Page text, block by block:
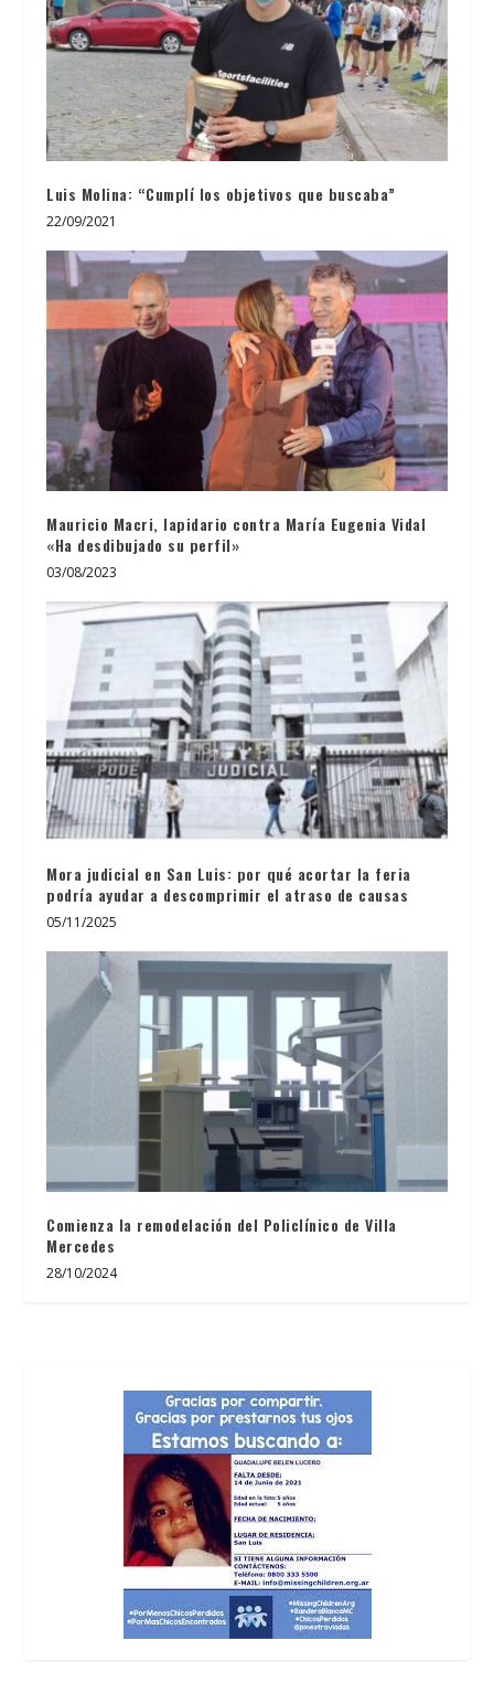
Luis Molina: “Cumplí los objetivos que buscaba”
22/09/2021
Mauricio Macri, lapidario contra María Eugenia Vidal
«Ha desdibujado su perfil»
03/08/2023
Mora judicial en San Luis: por qué acortar la feria
podría ayudar a descomprimir el atraso de causas
05/11/2025
Comienza la remodelación del Policlínico de Villa
Mercedes
28/10/2024